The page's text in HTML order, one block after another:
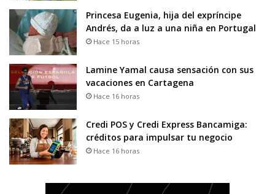
Princesa Eugenia, hija del expríncipe
Andrés, da a luz a una niña en Portugal
Hace 15 horas
Lamine Yamal causa sensación con sus
vacaciones en Cartagena
Hace 16 horas
Credi POS y Credi Express Bancamiga:
créditos para impulsar tu negocio
Hace 16 horas